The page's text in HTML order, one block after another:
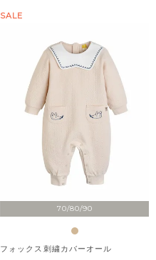
70/80/90
SALE
フォックス刺繍カバーオール